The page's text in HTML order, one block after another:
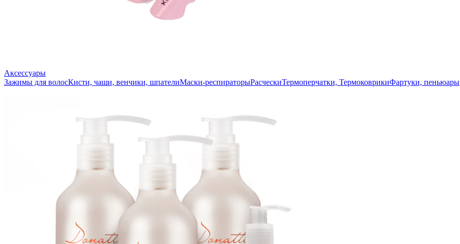
Аксессуары
Зажимы для волосКисти, чаши, венчики, шпателиМаски-респираторыРасческиТермоперчатки, ТермоковрикиФартуки, пеньюары